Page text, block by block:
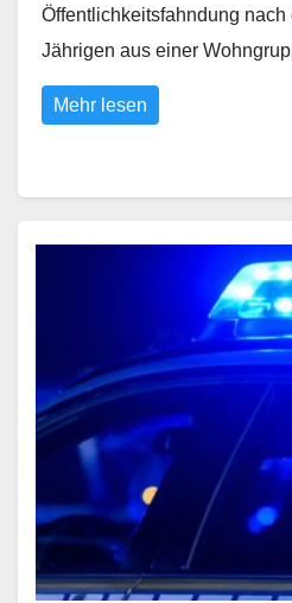
Öffentlichkeitsfahndung
Jährigen aus einer
Mehr lesen